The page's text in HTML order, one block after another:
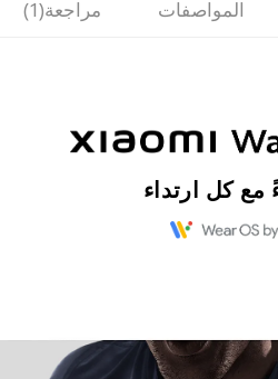
المواصفات مراجعة(1)
مع كل ارتداء